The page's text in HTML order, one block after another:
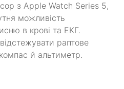
з Apple Watch Series 5,
можливість
в крові та ЕКГ.
раптове
й альтиметр.